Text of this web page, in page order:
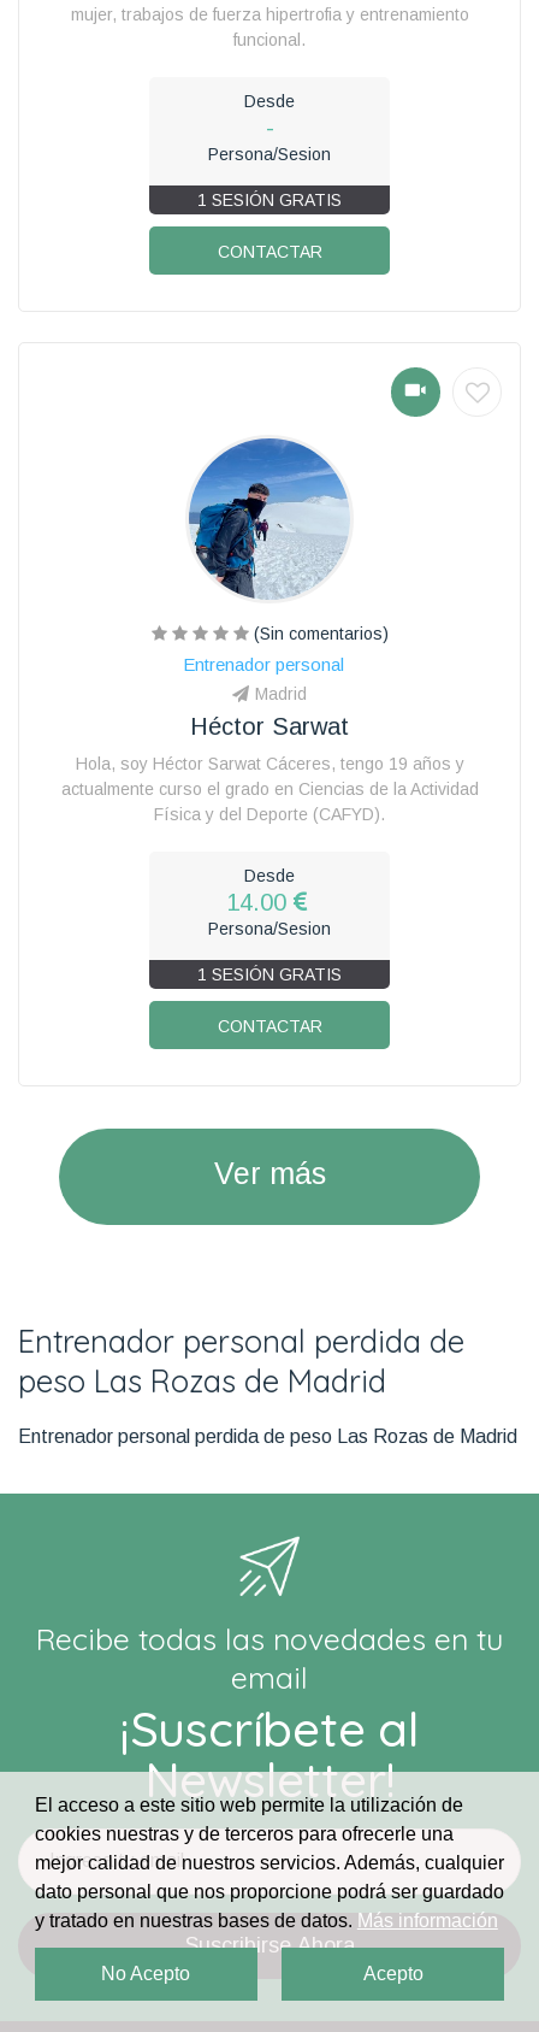
mujer, trabajos de fuerza hipertrofia y entrenamiento
funcional.
Desde
-
Persona/Sesion
1 SESIÓN GRATIS
CONTACTAR
(Sin comentarios)
Entrenador personal
Madrid
Héctor Sarwat
Hola, soy Héctor Sarwat Cáceres, tengo 19 años y
actualmente curso el grado en Ciencias de la Actividad
Física y del Deporte (CAFYD).
Desde
14.00
Persona/Sesion
1 SESIÓN GRATIS
CONTACTAR
Ver más
Entrenador personal perdida de
peso Las Rozas de Madrid
Entrenador personal perdida de peso Las Rozas de Madrid
Recibe todas las novedades en tu
email
¡Suscríbete al
Newsletter!
El acceso a este sitio web permite la utilización de
cookies nuestras y de terceros para ofrecerle una
mejor calidad de nuestros servicios. Además, cualquier
dato personal que nos proporcione podrá ser guardado
y tratado en nuestras bases de datos. Más información
No Acepto Acepto